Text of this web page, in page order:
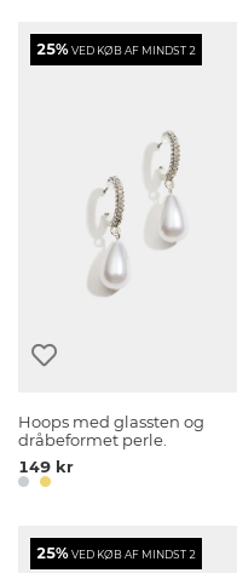
25%VED KØB AF MINDST 2
Hoops med glassten og
dråbeformet perle.
149 kr
25%VED KØB AF MINDST 2